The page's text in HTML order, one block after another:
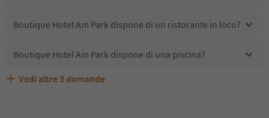
Boutique Hotel Am Park dispone di un ristorante in loco?
Boutique Hotel Am Park dispone di una piscina?
Boutique Hotel Am Park accetta animali domestici?
Quali servizi/attività sono disponibili presso Boutique
Gli ospiti di Boutique Hotel Am Park ricevono l'Alto Adige
Vedi altre 3 domande